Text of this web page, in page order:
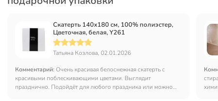
Скатерть 140х180 см, 100% полиэстер,
Цветочная, белая, Y261
Татьяна Козлова, 02.01.2026
Комментарий: Очень красивая белоснежная скатерть с
красивыми поблескивающими цветами. Выглядит
празднично. Подойдёт для любого праздника или можно